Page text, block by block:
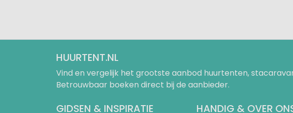
HUURTENT.NL
Vind en vergelijk het grootste aanbod huurtenten,
Betrouwbaar boeken direct bij de aanbieder.
GIDSEN & INSPIRATIE HANDIG & OVER